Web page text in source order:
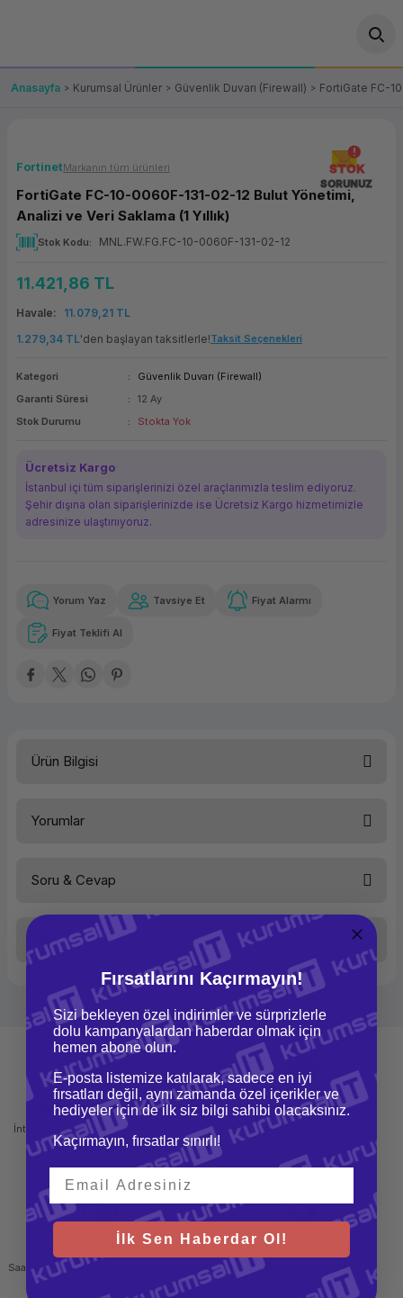
OT/VT Ürünleri
Fiş Yazıcı
Self Servis Ekranı
Panel PC
(Firewall)
Bileşenleri
Makinesi
Makinesi
Çözümleri
Bağlantı
Yedekleme
Ürünler
Paketi
Anasayfa Kurumsal Ürünler Güvenlik Duvarı (Firewall) FortiGate FC-
STOK
SORUNUZ
FortinetMarkanın tüm ürünleri
FortiGate FC-10-0060F-131-02-12 Bulut Yönetimi,
Analizi ve Veri Saklama (1 Yıllık)
Stok Kodu MNL.FW.FG.FC-10-0060F-131-02-12
11.421,86 TL
Havale
11.079,21 TL
1.279,34 TL'den başlayan taksitlerle!Taksit Seçenekleri
Kategori
Güvenlik Duvarı (Firewall)
Garanti Süresi
12 Ay
Stok Durumu
Stokta Yok
Ücretsiz Kargo
İstanbul içi tüm siparişlerinizi özel araçlarımızla teslim ediyoruz.
Şehir dışına olan siparişlerinizde ise Ücretsiz Kargo hizmetimizle
adresinize ulaştırııyoruz.
Güvenilir Alışveriş
Kolay iade imkanı
1.279,34 TL
Yorum Yaz Tavsiye Et Fiyat Alarmı
Fiyat Teklifi Al
Ürün Bilgisi
Yorumlar
Yorum Yaz
Soru & Cevap
Ürün hakkında henüz soru sorulmamış.
Soru Sor
Taksit Seçenekleri
Mağazadan Teslimat
İnternetten sipariş et ve mağazadan
teslim al
İade ve Değişim
Kolay iade ve değişim imkanı
Hızlı Gönderi
Saat 15.00'a kadar yapılan siparişlerde
Güvenli Alışveriş
256 bit SSL sertifikası
Fırsatlarını Kaçırmayın!
Sizi bekleyen özel indirimler ve sürprizlerle
dolu kampanyalardan haberdar olmak için
hemen abone olun.
E-posta listemize katılarak, sadece en iyi
fırsatları değil, aynı zamanda özel içerikler ve
hediyeler için de ilk siz bilgi sahibi olacaksınız.
Kaçırmayın, fırsatlar sınırlı!
İlk Sen Haberdar Ol!